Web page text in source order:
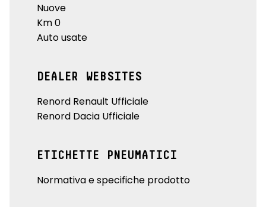
Nuove
Km 0
Auto usate
DEALER WEBSITES
Renord Renault Ufficiale
Renord Dacia Ufficiale
ETICHETTE PNEUMATICI
Normativa e specifiche prodotto